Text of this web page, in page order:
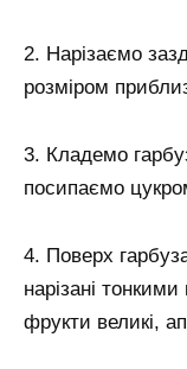
2. Нарізаємо
розміром
3. Кладемо
посипаємо
4. Поверх
нарізані
фрукти великі,